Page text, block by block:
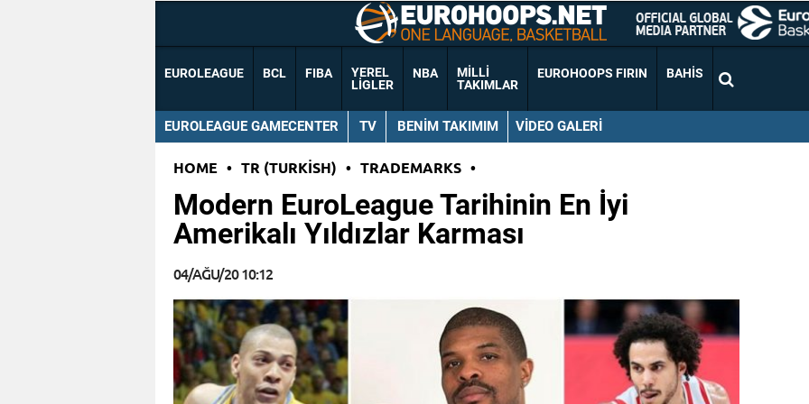
EUROLEAGUE BCL FIBA
YEREL
LIGLER
NBA
MILLI
TAKIMLAR
EUROHOOPS FIRIN BAHIS
EUROLEAGUE GAMECENTER TV BENIM TAKIMIM VIDEO GALERI
HOME • TR (TURKISH) • TRADEMARKS •
Modern EuroLeague Tarihinin En İyi
Amerikalı Yıldızlar Karması
04/AĞU/20 10:12